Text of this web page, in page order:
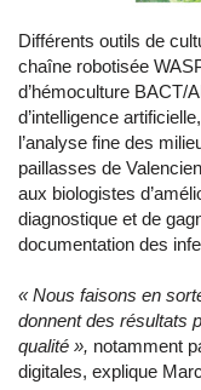
Différents outils de
chaîne robotisée
d’hémoculture
d’intelligence
l’analyse fine des
paillasses de
aux biologistes
diagnostique et de
documentation des
« Nous faisons en
donnent des résultats
qualité », notamment
digitales, explique